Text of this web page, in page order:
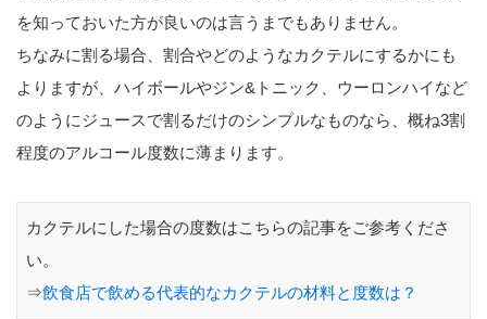
を知っておいた方が良いのは言うまでもありません。
ちなみに割る場合、割合やどのようなカクテルにするかにも
よりますが、ハイボールやジン&トニック、ウーロンハイなど
のようにジュースで割るだけのシンプルなものなら、概ね3割
程度のアルコール度数に薄まります。
カクテルにした場合の度数はこちらの記事をご参考くださ
い。
⇒飲食店で飲める代表的なカクテルの材料と度数は？